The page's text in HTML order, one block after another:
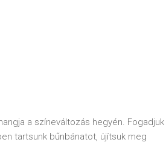
a színeváltozás hegyén. Fogadjuk
tartsunk bűnbánatot, újítsuk meg